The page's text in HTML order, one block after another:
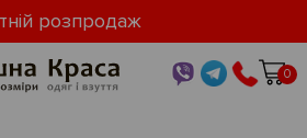
розпродаж
0